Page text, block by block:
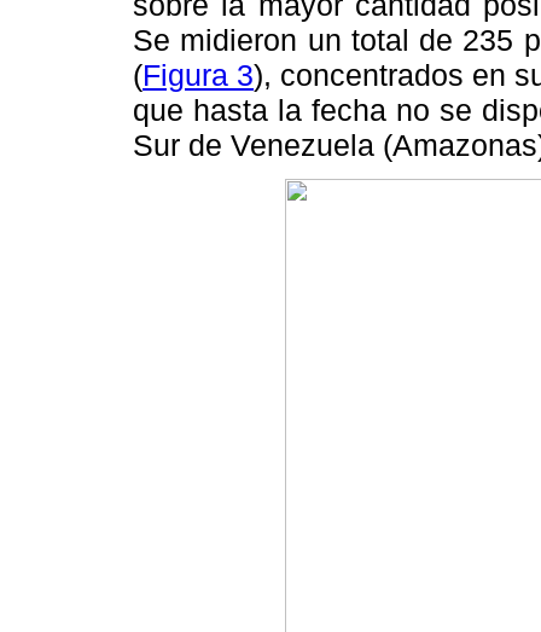
Se midieron un total de 235
(Figura 3), concentrados en
que hasta la fecha no se
Sur de Venezuela